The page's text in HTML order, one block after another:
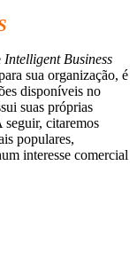
Intelligent Business
sua organização, é
disponíveis no
suas próprias
seguir, citaremos
populares,
interesse comercial